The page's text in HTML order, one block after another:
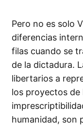
Pero no es solo
diferencias
filas cuando se
de la dictadura.
libertarios a
los proyectos de
humanidad, son